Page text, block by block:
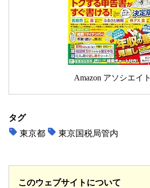
Amazon アソシエイト
タグ
東京都
東京国税局管内
このウェブサイトについて